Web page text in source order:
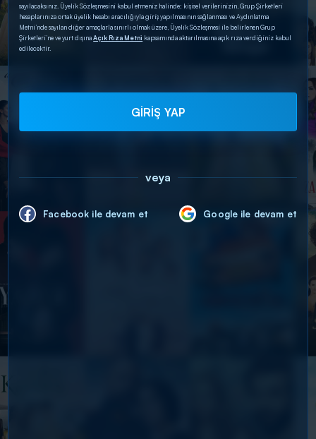
sayılacaksınız. Üyelik Sözleşmesini kabul etmeniz halinde; kişisel verilerinizin, Grup Şirketleri
hesaplarınıza ortak üyelik hesabı aracılığıyla giriş yapılmasının sağlanması ve Aydınlatma
Metni’nde sayılan diğer amaçlarla sınırlı olmak üzere, Üyelik Sözleşmesi ile belirlenen Grup
Şirketleri’ne ve yurt dışınaAçık Rıza Metni kapsamında aktarılmasına açık rıza verdiğiniz kabul
edilecektir.
GİRİŞ YAP
veya
Facebook ile devam et Google ile devam et